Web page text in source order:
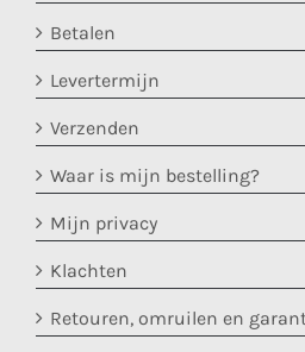
Betalen
Levertermijn
Verzenden
Waar is mijn bestelling?
Mijn privacy
Klachten
Retouren, omruilen en